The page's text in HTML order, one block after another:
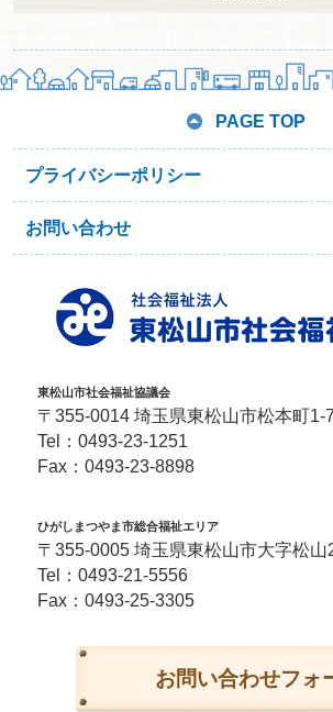
PAGE TOP
プライバシーポリシー
お問い合わせ
東松山市社会福祉協議会
〒355-0014 埼玉県東松山市松本町1-
Tel： 0493-23-1251
Fax：0493-23-8898
ひがしまつやま市総合福祉エリア
〒355-0005 埼玉県東松山市大字松山
Tel： 0493-21-5556
Fax：0493-25-3305
お問い合わせフォ